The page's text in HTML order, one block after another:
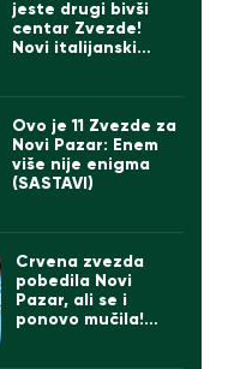
jeste drugi bivši
centar Zvezde!
Novi italijanski
Ovo je 11 Zvezde za
Novi Pazar: Enem
više nije enigma
(SASTAVI)
Crvena zvezda
pobedila Novi
Pazar, ali se i
ponovo mučila!